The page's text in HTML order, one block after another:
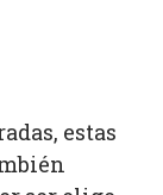
estas